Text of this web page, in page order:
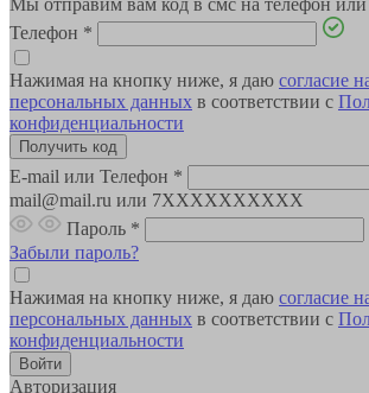
Мы отправим вам код в смс на телефон
Телефон *
Нажимая на кнопку ниже, я даю согласие
персональных данных в соответствии с
конфиденциальности
E-mail или Телефон *
mail@mail.ru или 7XXXXXXXXXX
Пароль *
Забыли пароль?
Нажимая на кнопку ниже, я даю согласие
персональных данных в соответствии с
конфиденциальности
Авторизация